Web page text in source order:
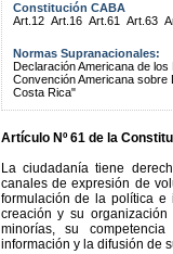
Constitución CABA
Art.12 Art.16 Art.61 Art.63
Normas Supranacionales:
Declaración Americana de
Convención Americana
Costa Rica"
Artículo Nº 61 de la
La ciudadanía tiene
canales de expresión de
formulación de la política e
creación y su
minorías, su
información y la difusión de